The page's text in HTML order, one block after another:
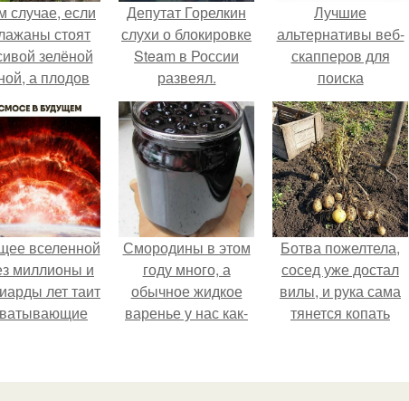
случае, если
стоят
зелёной
а плодов
не видно -
тут
нечему.
Депутат Горелкин
слухи о блокировке
Steam в России
развеял.
Лучшие
альтернативы веб-
скапперов для
поиска
информации в 2024
году
вселенной
миллионы и
лет таит
Смородины в этом
году много, а
обычное жидкое
варенье у нас как-
Ботва пожелтела,
сосед уже достал
вилы, и рука сама
тянется копать